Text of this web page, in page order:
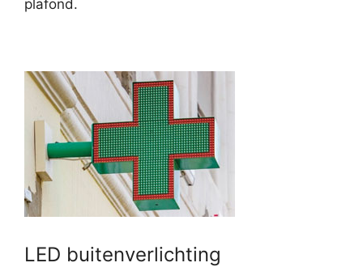
plafond.
LED buitenverlichting